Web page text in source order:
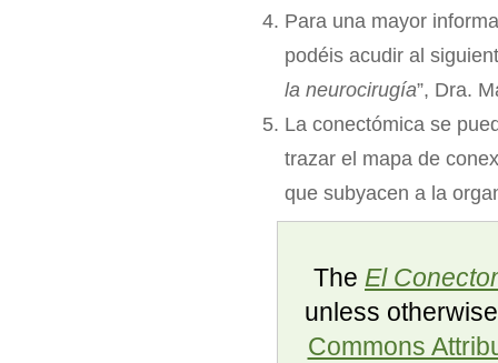
Para una mayor
podéis acudir al
la neurocirugía”, Dra.
La conectómica se
trazar el mapa de
que subyacen a la
The El
unless
Commons